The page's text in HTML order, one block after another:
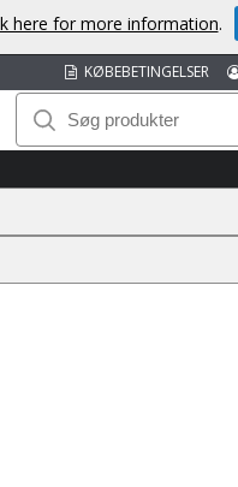
KØBEBETINGELSER
here for more information.